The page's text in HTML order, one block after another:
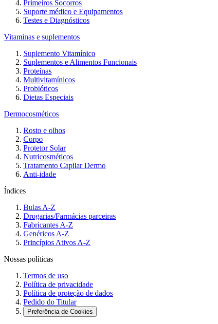
Primeiros Socorros
Suporte médico e Equipamentos
Testes e Diagnósticos
Vitaminas e suplementos
Suplemento Vitamínico
Suplementos e Alimentos Funcionais
Proteínas
Multivitamínicos
Probióticos
Dietas Especiais
Dermocosméticos
Rosto e olhos
Corpo
Protetor Solar
Nutricosméticos
Tratamento Capilar Dermo
Anti-idade
Índices
Bulas A-Z
Drogarias/Farmácias parceiras
Fabricantes A-Z
Genéricos A-Z
Princípios Ativos A-Z
Nossas políticas
Termos de uso
Política de privacidade
Política de proteção de dados
Pedido do Titular
Preferência de Cookies